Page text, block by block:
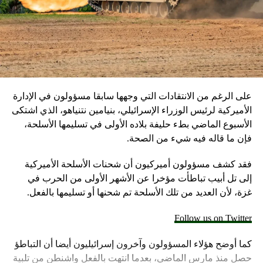
على الرغم من الانتقادات التي وجهها سابقا مسؤولون في الإدارة
الأميركية لرئيس الوزراء الإسرائيلي، بنيامين نتنياهو، الذي اشتكى
الأسبوع الماضي بطء حليفة بلاده الأولى في تسليمها الأسلحة،
فإن ما قاله فيه شيء من الصحة.
فقد كشف مسؤولون أميركيون أن شحنات الأسلحة الأميركية
إلى تل أبيب تباطأت مؤخرا عن الأشهر الأولى من الحرب في
غزة، لأن العديد من تلك الأسلحة تم شحنها أو تسليمها بالفعل.
Follow us on Twitter
كما أوضح هؤلاء المسؤولون وآخرون إسرائيليون أيضا أن التباطؤ
حصل منذ مارس الماضي، بعدما انتهت بالفعل واشنطن من تلبية